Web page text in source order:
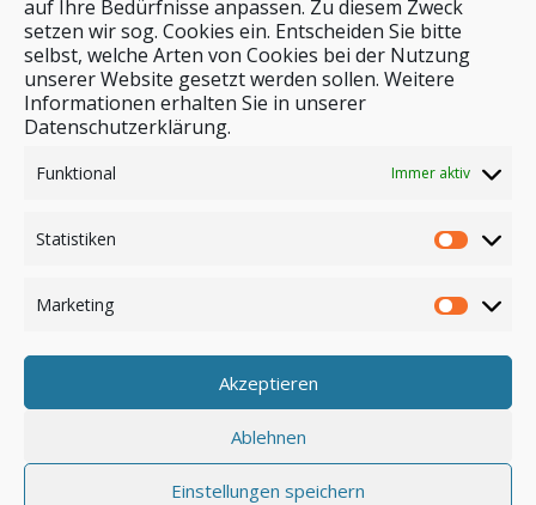
auf Ihre Bedürfnisse anpassen. Zu diesem Zweck
setzen wir sog. Cookies ein. Entscheiden Sie bitte
selbst, welche Arten von Cookies bei der Nutzung
unserer Website gesetzt werden sollen. Weitere
Informationen erhalten Sie in unserer
Datenschutzerklärung.
Funktional Immer aktiv
Statistiken
Marketing
Akzeptieren
Ablehnen
Einstellungen speichern
Stichwortsuche
Anmelden